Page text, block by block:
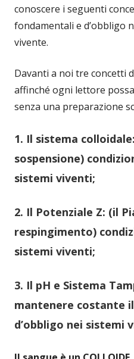
conoscere i seguenti
fondamentali e d’obbligo
vivente.
Davanti a noi tre concetti
affinché ogni lettore
senza una preparazione
1. Il sistema
sospensione)
sistemi viventi;
2. Il Potenziale Z: (il
respingimento)
sistemi viventi;
3. Il pH e Sistema
mantenere costante
d’obbligo nei sistemi